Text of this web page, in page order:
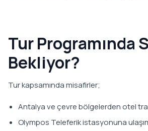
Tur Programında
Bekliyor?
Tur kapsamında misafirler;
Antalya ve çevre bölgelerden otel
Olympos Teleferik istasyonuna